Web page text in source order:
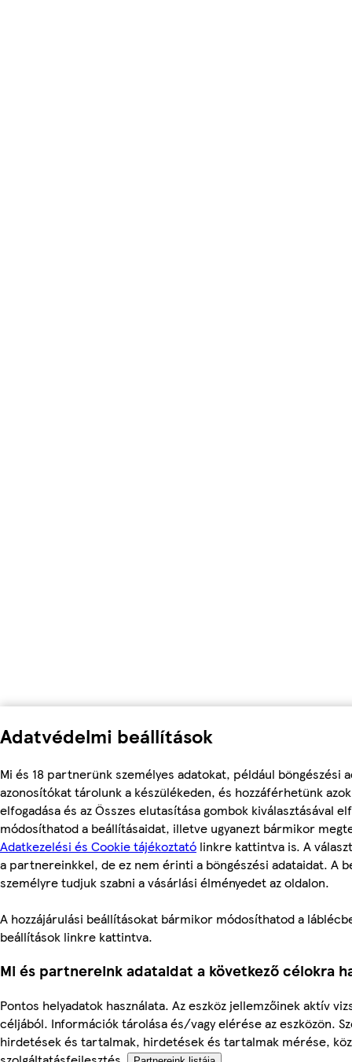
Adatvédelmi beállítások
Mi és 18 partnerünk személyes adatokat, például böngészési
azonosítókat tárolunk a készülékeden, és hozzáférhetünk
elfogadása és az Összes elutasítása gombok kiválasztásával
módosíthatod a beállításaidat, illetve ugyanezt bármikor
Adatkezelési és Cookie tájékoztató linkre kattintva is. A
a partnereinkkel, de ez nem érinti a böngészési adataidat. A
személyre tudjuk szabni a vásárlási élményedet az oldalon.
A hozzájárulási beállításokat bármikor módosíthatod a
beállítások linkre kattintva.
Mi és partnereink adataidat a következő célokra
Pontos helyadatok használata. Az eszköz jellemzőinek aktív
céljából. Információk tárolása és/vagy elérése az eszközön.
hirdetések és tartalmak, hirdetések és tartalmak mérése,